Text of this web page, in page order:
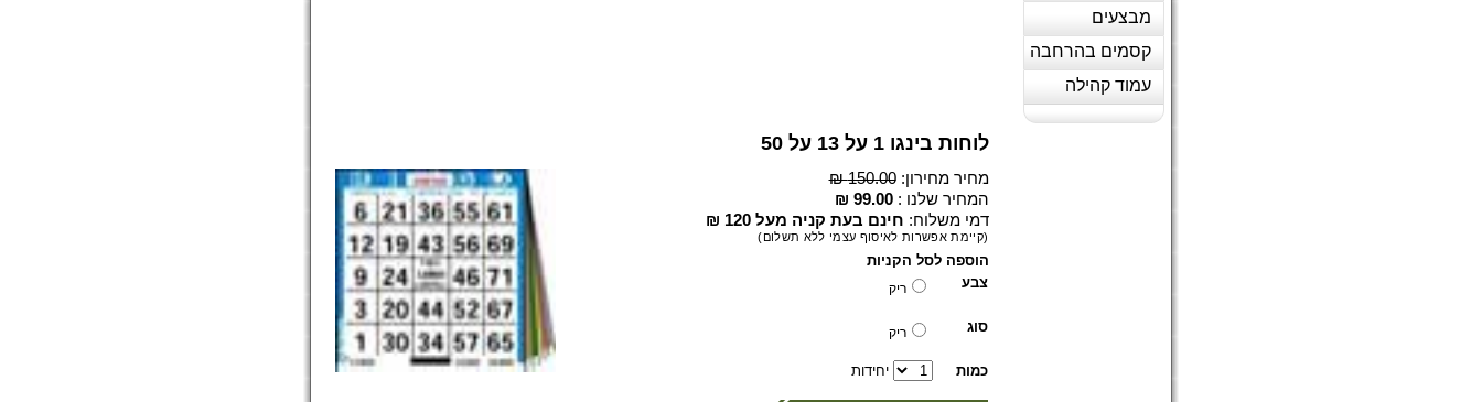
מבצעים
קסמים בהרחבה
עמוד קהילה
לוחות בינגו 1 על 13 על 50
מחיר מחירון:150.00 ₪
המחיר שלנו :99.00 ₪
דמי משלוח: חינם בעת קניה מעל 120 ₪
(קיימת אפשרות לאיסוף עצמי ללא תשלום)
הוספה לסל הקניות
צבע
ריק
סוג ריק
כמות יחידות